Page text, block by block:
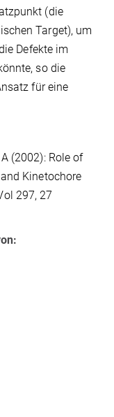
(die
Target), um
Defekte im
so die
für eine
(2002): Role of
Kinetochore
297, 27